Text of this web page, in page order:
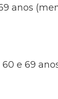
anos
60 e 69